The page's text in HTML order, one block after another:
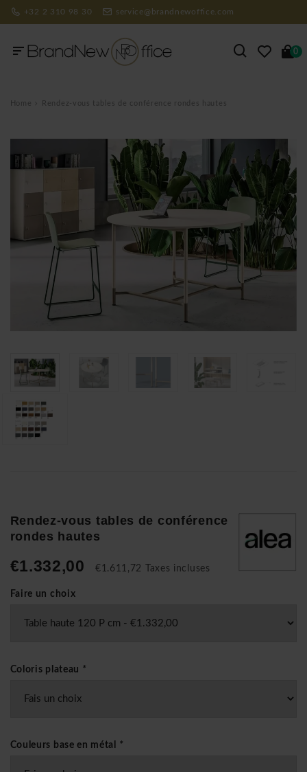
+32 2 310 98 30 service@brandnewoffice.com
0
Home Rendez-vous tables de conférence rondes hautes
Rendez-vous tables de conférence
rondes hautes
€1.332,00 €1.611,72 Taxes incluses
Faire un choix
Coloris plateau *
Couleurs base en métal *